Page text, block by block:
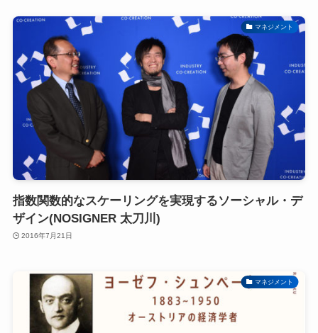
マネジメント
指数関数的なスケーリングを実現するソーシャル・デ
ザイン(NOSIGNER 太刀川)
2016年7月21日
マネジメント